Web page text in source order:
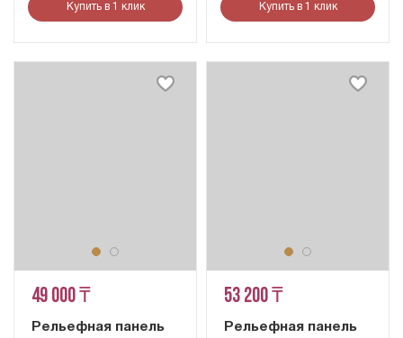
Купить в 1 клик Купить в 1 клик
49 000 ₸
Рельефная панель
53 200 ₸
Рельефная панель